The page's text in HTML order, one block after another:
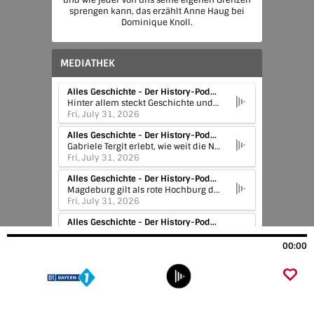
sprengen kann, das erzählt Anne Haug bei
Dominique Knoll.
MEDIATHEK
Alles Geschichte - Der History-Podcast | VOR 33 (5/5) - Die Aktion T4
Hinter allem steckt Geschichte und wir erzählen sie euch - euer History-Podcast.
Fri, July 31, 2026
Alles Geschichte - Der History-Podcast | VOR 33 (4/5) - Die Lüge von der Volksgemeinschaft
Gabriele Tergit erlebt, wie weit die Nazi-Ideologie bereits in die Mitte der Gesellschaft vorgedrungen ist. In Berlin notiert sie, wie Richter Morde von Nazis als "Notwehr" durchgehen lassen und Staatsanwälte wegschauen. Gleichzeitig verehrt Luise Solmitz Adolf Hitler als Erlöser und fühlt sich als Teil einer neuen "Volksgemeinschaft". Sie ahnt nicht, dass ein Geheimnis ihres Mannes fatal für ihre Familie ist.
Fri, July 31, 2026
Alles Geschichte - Der History-Podcast | VOR 33 (3/5) - Magdeburg kämpft für Schwarz-Rot-Gold
Magdeburg gilt als rote Hochburg der SPD. Mittendrin: Ernst Wille, SPD-Politiker und Kopf des Reichsbanners Schwarz-Rot-Gold, eines Schutzbundes zur Verteidigung der Demokratie. Er sieht, wie die Republik immer stärker unter Druck gerät, und kämpft entschlossen gegen ihre Feinde. Ernst ahnt nicht, wie brutal seine Gegner werden.
Fri, July 31, 2026
Alles Geschichte - Der History-Podcast | VOR 33 (2/5) - Warum Luise Hitler wählt
Die Lehrerin Luise Solmitz findet die Demokratie zu schwach und chaotisch. Sie sehnt sich nach der alten Ordnung und findet radikale Lösungen attraktiv. In ihren Tagebüchern lässt sich Schritt für Schritt mitlesen, wie aus Enttäuschung über die Republik und nationalem Stolz Begeisterung für Hitler erwächst. 1930 wählt Luise zum ersten Mal die NSDAP, ohne zu ahnen, was das für ihre Familie bedeutet.
Fri, July 31, 2026
00:00